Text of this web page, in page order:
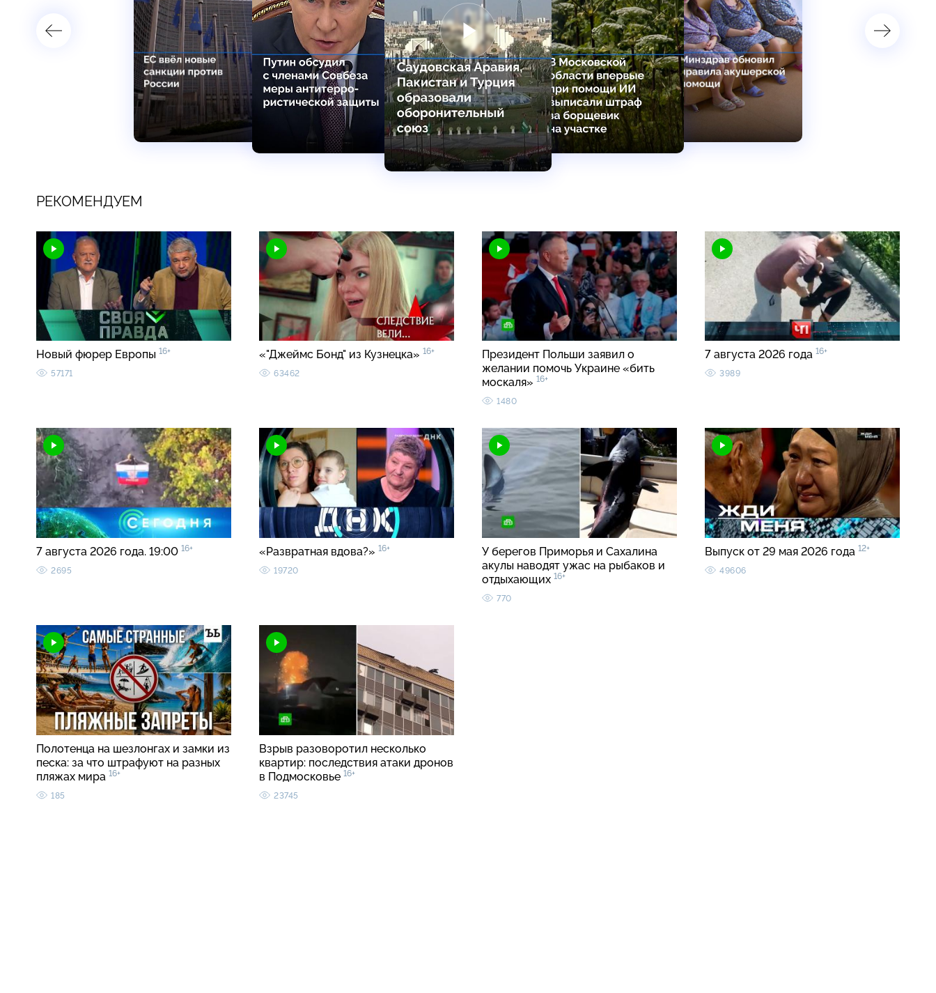
РЕКОМЕНДУЕМ
Новый фюрер Европы 16+
57171
«"Джеймс Бонд" из Кузнецка» 16+
63462
Президент Польши заявил о
желании помочь Украине «бить
москаля» 16+
1480
7 августа 2026 года 16+
3989
7 августа 2026 года. 19:00 16+
2695
«Развратная вдова?» 16+
19720
У берегов Приморья и Сахалина
акулы наводят ужас на рыбаков и
отдыхающих 16+
770
Выпуск от 29 мая 2026 года 12+
49606
Полотенца на шезлонгах и замки из
песка: за что штрафуют на разных
пляжах мира 16+
185
Взрыв разоворотил несколько
квартир: последствия атаки дронов
в Подмосковье 16+
23745